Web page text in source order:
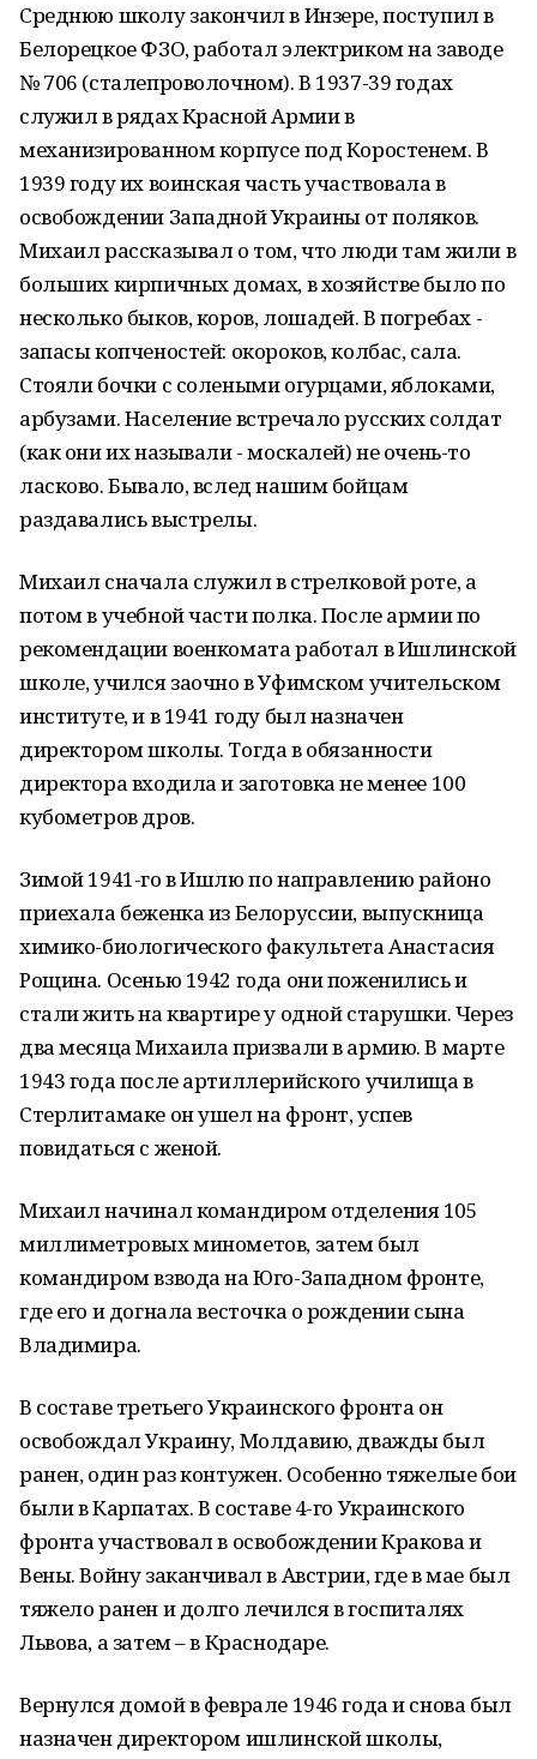
Среднюю школу закончил в Инзере, поступил в
Белорецкое ФЗО, работал электриком на заводе
№ 706 (сталепроволочном). В 1937-39 годах
служил в рядах Красной Армии в
механизированном корпусе под Коростенем. В
1939 году их воинская часть участвовала в
освобождении Западной Украины от поляков.
Михаил рассказывал о том, что люди там жили в
больших кирпичных домах, в хозяйстве было по
несколько быков, коров, лошадей. В погребах -
запасы копченостей: окороков, колбас, сала.
Стояли бочки с солеными огурцами, яблоками,
арбузами. Население встречало русских солдат
(как они их называли - москалей) не очень-то
ласково. Бывало, вслед нашим бойцам
раздавались выстрелы.
Михаил сначала служил в стрелковой роте, а
потом в учебной части полка. После армии по
рекомендации военкомата работал в Ишлинской
школе, учился заочно в Уфимском учительском
институте, и в 1941 году был назначен
директором школы. Тогда в обязанности
директора входила и заготовка не менее 100
кубометров дров.
Зимой 1941-го в Ишлю по направлению районо
приехала беженка из Белоруссии, выпускница
химико-биологического факультета Анастасия
Рощина. Осенью 1942 года они поженились и
стали жить на квартире у одной старушки. Через
два месяца Михаила призвали в армию. В марте
1943 года после артиллерийского училища в
Стерлитамаке он ушел на фронт, успев
повидаться с женой.
Михаил начинал командиром отделения 105
миллиметровых минометов, затем был
командиром взвода на Юго-Западном фронте,
где его и догнала весточка о рождении сына
Владимира.
В составе третьего Украинского фронта он
освобождал Украину, Молдавию, дважды был
ранен, один раз контужен. Особенно тяжелые бои
были в Карпатах. В составе 4-го Украинского
фронта участвовал в освобождении Кракова и
Вены. Войну заканчивал в Австрии, где в мае был
тяжело ранен и долго лечился в госпиталях
Львова, а затем – в Краснодаре.
Вернулся домой в феврале 1946 года и снова был
назначен директором ишлинской школы,